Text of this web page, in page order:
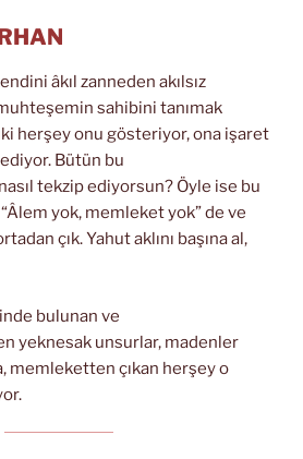
âkıl zanneden akılsız
sahibini tanımak
herşey onu gösteriyor, ona işaret
Bütün bu
tekzip ediyorsun? Öyle ise bu
yok, memleket yok” de ve
çık. Yahut aklını başına al,
bulunan ve
yeknesak unsurlar, madenler
memleketten çıkan herşey o